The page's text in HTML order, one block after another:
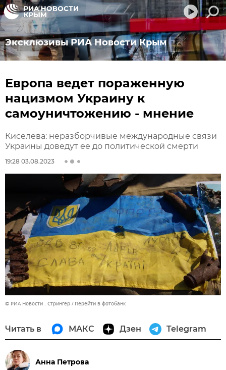
Эксклюзивы РИА Новости Крым
Европа ведет пораженную
нацизмом Украину к
самоуничтожению - мнение
Киселева: неразборчивые международные связи
Украины доведут ее до политической смерти
19:28 03.08.2023
© РИА Новости . Стрингер Перейти в фотобанк
Читать в МАКС Дзен Telegram
Анна Петрова